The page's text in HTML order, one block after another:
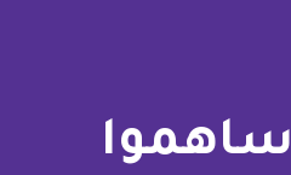
ساهموا